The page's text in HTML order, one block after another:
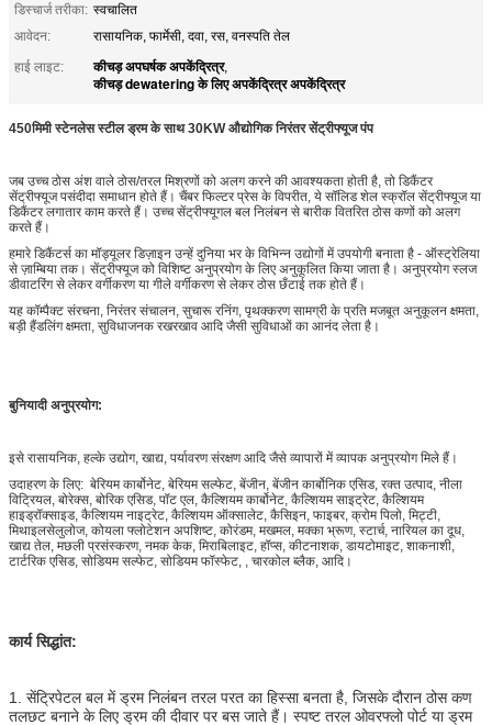
डिस्चार्ज तरीका: स्वचालित
आवेदन:
रासायनिक, फार्मेसी, दवा, रस, वनस्पति तेल
हाई लाइट:
कीचड़ अपघर्षक अपकेंद्रित्र,
कीचड़ dewatering के लिए अपकेंद्रित्र अपकेंद्रित्र
450मिमी स्टेनलेस स्टील ड्रम के साथ 30KW औद्योगिक निरंतर सेंट्रीफ्यूज पंप
जब उच्च ठोस अंश वाले ठोस/तरल मिश्रणों को अलग करने की आवश्यकता होती है, तो डिकैंटर
सेंट्रीफ्यूज पसंदीदा समाधान होते हैं। चैंबर फिल्टर प्रेस के विपरीत, ये सॉलिड शेल स्क्रॉल सेंट्रीफ्यूज या
डिकैंटर लगातार काम करते हैं। उच्च सेंट्रीफ्यूगल बल निलंबन से बारीक वितरित ठोस कणों को अलग
करते हैं।
हमारे डिकैंटर्स का मॉड्यूलर डिज़ाइन उन्हें दुनिया भर के विभिन्न उद्योगों में उपयोगी बनाता है - ऑस्ट्रेलिया
से ज़ाम्बिया तक। सेंट्रीफ्यूज को विशिष्ट अनुप्रयोग के लिए अनुकूलित किया जाता है। अनुप्रयोग स्लज
डीवाटरिंग से लेकर वर्गीकरण या गीले वर्गीकरण से लेकर ठोस छँटाई तक होते हैं।
यह कॉम्पैक्ट संरचना, निरंतर संचालन, सुचारू रनिंग, पृथक्करण सामग्री के प्रति मजबूत अनुकूलन क्षमता,
बड़ी हैंडलिंग क्षमता, सुविधाजनक रखरखाव आदि जैसी सुविधाओं का आनंद लेता है।
बुनियादी अनुप्रयोग:
इसे रासायनिक, हल्के उद्योग, खाद्य, पर्यावरण संरक्षण आदि जैसे व्यापारों में व्यापक अनुप्रयोग मिले हैं।
उदाहरण के लिए: बेरियम कार्बोनेट, बेरियम सल्फेट, बेंजीन, बेंजीन कार्बोनिक एसिड, रक्त उत्पाद, नीला
विट्रियल, बोरेक्स, बोरिक एसिड, पॉट एल, कैल्शियम कार्बोनेट, कैल्शियम साइट्रेट, कैल्शियम
हाइड्रॉक्साइड, कैल्शियम नाइट्रेट, कैल्शियम ऑक्सालेट, कैसिइन, फाइबर, क्रोम पिलो, मिट्टी,
मिथाइलसेलुलोज, कोयला फ्लोटेशन अपशिष्ट, कोरंडम, मखमल, मक्का भ्रूण, स्टार्च, नारियल का दूध,
खाद्य तेल, मछली प्रसंस्करण, नमक केक, मिराबिलाइट, हॉप्स, कीटनाशक, डायटोमाइट, शाकनाशी,
टार्टरिक एसिड, सोडियम सल्फेट, सोडियम फॉस्फेट, , चारकोल ब्लैक, आदि।
कार्य सिद्धांत:
1. सेंट्रिपेटल बल में ड्रम निलंबन तरल परत का हिस्सा बनता है, जिसके दौरान ठोस कण
तलछट बनाने के लिए ड्रम की दीवार पर बस जाते हैं। स्पष्ट तरल ओवरफ्लो पोर्ट या ड्रम